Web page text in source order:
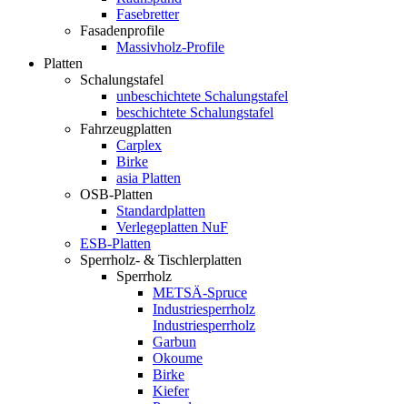
Fasebretter
Fasadenprofile
Massivholz-Profile
Platten
Schalungstafel
unbeschichtete Schalungstafel
beschichtete Schalungstafel
Fahrzeugplatten
Carplex
Birke
asia Platten
OSB-Platten
Standardplatten
Verlegeplatten NuF
ESB-Platten
Sperrholz- & Tischlerplatten
Sperrholz
METSÄ-Spruce
Industriesperrholz
Industriesperrholz
Garbun
Okoume
Birke
Kiefer